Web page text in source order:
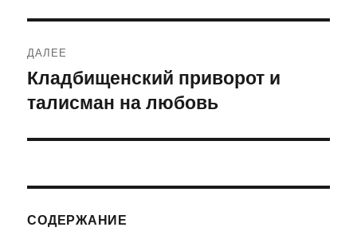
ДАЛЕЕ
Следующая
запись:
Кладбищенский приворот и
талисман на любовь
СОДЕРЖАНИЕ